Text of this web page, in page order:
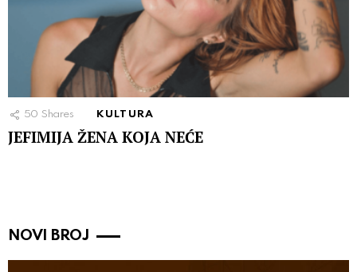
50 Shares KULTURA
JEFIMIJA ŽENA KOJA NEĆE
NOVI BROJ